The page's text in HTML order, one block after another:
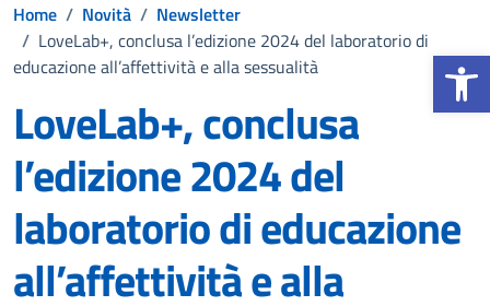
Apri la
Home / Novità / Newsletter
/ LoveLab+, conclusa l’edizione 2024 del laboratorio di
educazione all’affettività e alla sessualità
LoveLab+, conclusa
l’edizione 2024 del
laboratorio di educazione
all’affettività e alla